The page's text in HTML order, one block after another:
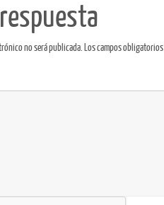
no será publicada. Los campos